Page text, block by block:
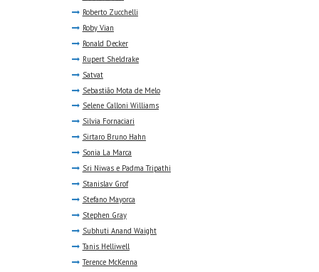
Roberto Zucchelli
Roby Vian
Ronald Decker
Rupert Sheldrake
Satvat
Sebastião Mota de Melo
Selene Calloni Williams
Silvia Fornaciari
Sirtaro Bruno Hahn
Sonia La Marca
Sri Niwas e Padma Tripathi
Stanislav Grof
Stefano Mayorca
Stephen Gray
Subhuti Anand Waight
Tanis Helliwell
Terence McKenna